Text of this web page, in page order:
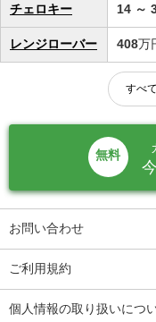
チェロキー 14 ～
レンジローバー 408万
すべ
無料
お問い合わせ
ご利用規約
個人情報の取り扱いにつ